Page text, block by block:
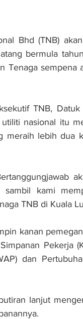
Bhd (TNB)
bermula
Tenaga sempena
TNB,
nasional itu
meraih lebih dua
kami
TNB di Kuala
kanan
Pekerja
dan
lanjut